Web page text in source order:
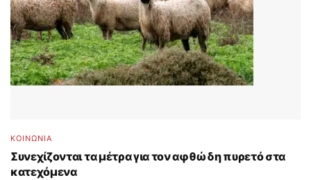
ΚΟΙΝΩΝΙΑ
Συνεχίζονται τα μέτρα για τον αφθώδη πυρετό στα
κατεχόμενα